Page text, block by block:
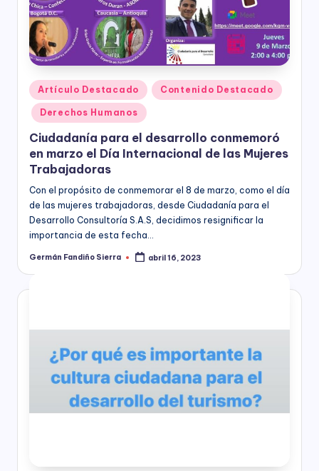
(
a
n
t
e
s
F
u
n
d
ci
ó
o
las
Empresas
de
todos
los
sectores
de
la
para
las
Instituciones
Educativas,
para
los
Candidatos,
Partidos
Políticos,
entidades
Sector
a
Publicado
en
Artículo Destacado Contenido Destacado
Derechos Humanos
Ciudadanía para el desarrollo conmemoró
en marzo el Día Internacional de las Mujeres
Trabajadoras
Con el propósito de conmemorar el 8 de marzo, como el día
de las mujeres trabajadoras, desde Ciudadanía para el
Desarrollo Consultoría S.A.S, decidimos resignificar la
importancia de esta fecha…
Publicado
Germán Fandiño Sierra abril 16, 2023